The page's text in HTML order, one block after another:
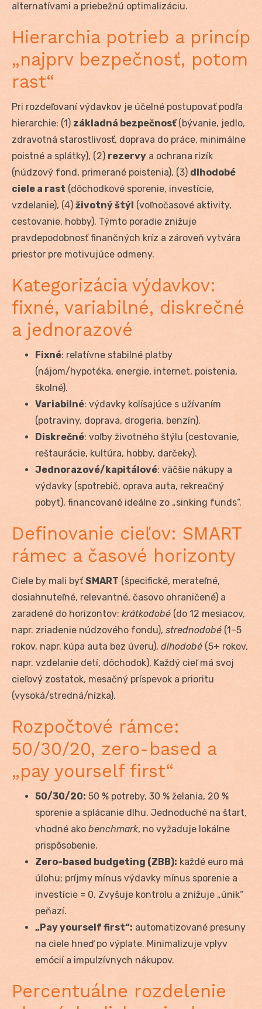
alternatívami a priebežnú optimalizáciu.
Hierarchia potrieb a princíp
„najprv bezpečnosť, potom
rast“
Pri rozdeľovaní výdavkov je účelné postupovať podľa
hierarchie: (1) základná bezpečnosť(bývanie, jedlo,
zdravotná starostlivosť, doprava do práce, minimálne
poistné a splátky), (2) rezervy a ochrana rizík
(núdzový fond, primerané poistenia), (3) dlhodobé
ciele a rast (dôchodkové sporenie, investície,
vzdelanie), (4) životný štýl (voľnočasové aktivity,
cestovanie, hobby). Týmto poradie znižuje
pravdepodobnosť finančných kríz a zároveň vytvára
priestor pre motivujúce odmeny.
Kategorizácia výdavkov:
fixné, variabilné, diskrečné
a jednorazové
Fixné: relatívne stabilné platby
(nájom/hypotéka, energie, internet, poistenia,
školné).
Variabilné: výdavky kolísajúce s užívaním
(potraviny, doprava, drogeria, benzín).
Diskrečné: voľby životného štýlu (cestovanie,
reštaurácie, kultúra, hobby, darčeky).
Jednorazové/kapitálové: väčšie nákupy a
výdavky (spotrebič, oprava auta, rekreačný
pobyt), financované ideálne zo „sinking funds“.
Definovanie cieľov: SMART
rámec a časové horizonty
Ciele by mali byťSMART (špecifické, merateľné,
dosiahnuteľné, relevantné, časovo ohraničené) a
zaradené do horizontov: krátkodobé (do 12 mesiacov,
napr. zriadenie núdzového fondu), strednodobé (1–5
rokov, napr. kúpa auta bez úveru), dlhodobé (5+ rokov,
napr. vzdelanie detí, dôchodok). Každý cieľ má svoj
cieľový zostatok, mesačný príspevok a prioritu
(vysoká/stredná/nízka).
Rozpočtové rámce:
50/30/20, zero-based a
„pay yourself first“
50/30/20: 50 % potreby, 30 % želania, 20 %
sporenie a splácanie dlhu. Jednoduché na štart,
vhodné ako benchmark, no vyžaduje lokálne
prispôsobenie.
Zero-based budgeting (ZBB): každé euro má
úlohu; príjmy mínus výdavky mínus sporenie a
investície = 0. Zvyšuje kontrolu a znižuje „únik“
peňazí.
„Pay yourself first“: automatizované presuny
na ciele hneď po výplate. Minimalizuje vplyv
emócií a impulzívnych nákupov.
Percentuálne rozdelenie